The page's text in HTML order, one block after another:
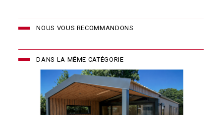
NOUS VOUS RECOMMANDONS
DANS LA MÊME CATÉGORIE